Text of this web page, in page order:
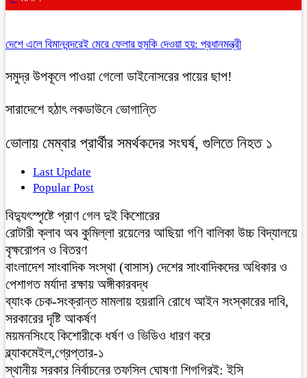
দেশে এলে বিমানবন্দরেই মেরে ফেলার হুমকি দেওয়া হয়: প্রধানমন্ত্রী
সমুদ্র উপকূলে পাওয়া গেলো ডাইনোসরের পায়ের ছাপ!
সারাদেশে হঠাৎ লকডাউনে ভোগান্তি
ভোলায় মেম্বার প্রার্থীর সমর্থকদের সংঘর্ষ, গুলিতে নিহত ১
Last Update
Popular Post
বিদ্যুৎস্পৃষ্টে প্রাণ গেল দুই কিশোরের
রোটারী ক্লাব অব কুমিল্লা রয়েলের আছিয়া গণি বালিকা উচ্চ বিদ্যালয়ে
বৃক্ষরোপন ও বিতরণ
বাংলাদেশ সাংবাদিক সংস্থা (বাসাস) দেশের সাংবাদিকদের অধিকার ও
পেশাগত মর্যাদা রক্ষায় অঙ্গীকারবদ্ধ
ব্যাংক চেক-সংক্রান্ত মামলায় হয়রানি রোধে আইন সংস্কারের দাবি,
সরকারের দৃষ্টি আকর্ষণ
ময়মনসিংহে কিশোরীকে ধর্ষণ ও ভিডিও ধারণ করে
ব্ল্যাকমেইল,গ্রেপ্তার-১
স্থানীয় সরকার নির্বাচনের তফসিল ঘোষণা শিগগিরই: ইসি